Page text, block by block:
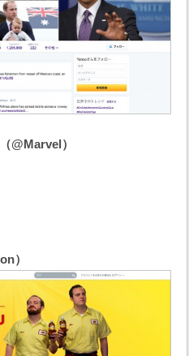
（@Marvel）
）